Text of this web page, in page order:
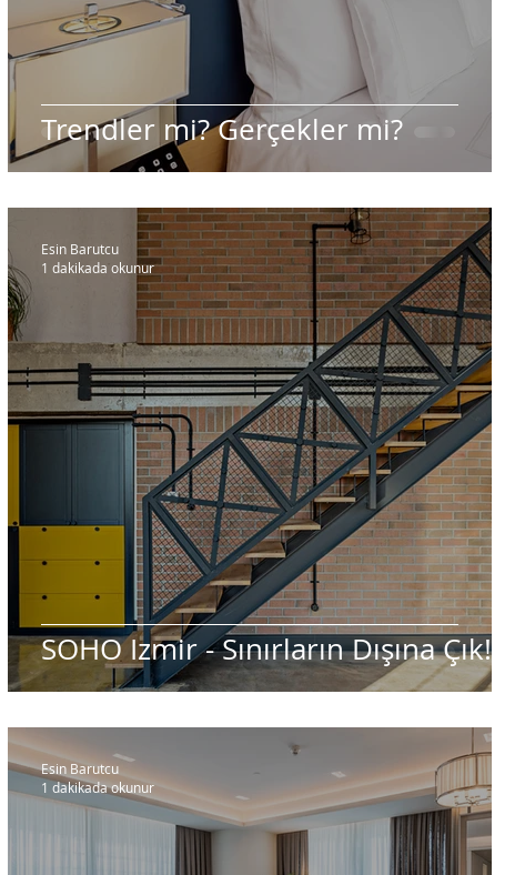
Trendler mi? Gerçekler mi?
SOHO Izmir - Sınırların Dışına Çık!
Esin Barutcu
1 dakikada okunur
Esin Barutcu
1 dakikada okunur